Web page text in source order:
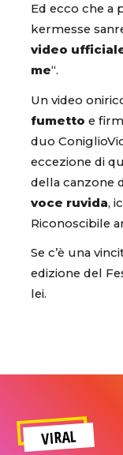
Ed ecco che a
kermesse
video
me“.
Un video
fumetto e
duo
eccezione di
della canzone
voce ruvida,
Riconoscibile
Se c’è una
edizione del
lei.
VIRAL